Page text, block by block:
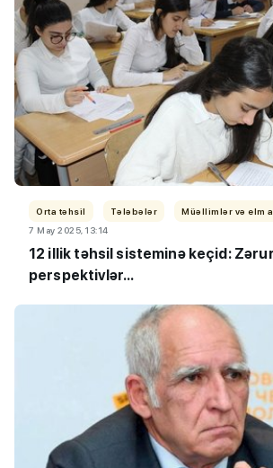
Orta təhsil Tələbələr
Müəllimlər və elm
7 May 2025, 13:14
12 illik təhsil sisteminə keçid:
perspektivlər...